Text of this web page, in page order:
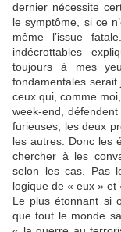
dernier nécessite
le symptôme, si ce
même l’issue
indécrottables
toujours à mes
fondamentales serait
ceux qui, comme
week-end,
furieuses, les deux
les autres. Donc les
chercher à les
selon les cas. Pas
logique de « eux » et
Le plus étonnant si
que tout le monde